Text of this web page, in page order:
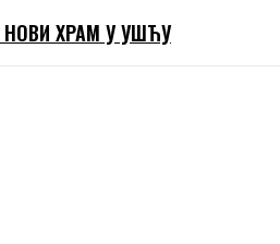
ХРАМ У УШЋУ